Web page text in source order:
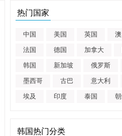
热门国家
中国 美国 英国
法国 德国 加拿大
韩国 新加坡 俄罗斯
墨西哥 古巴 意大利
埃及 印度 泰国
韩国热门分类